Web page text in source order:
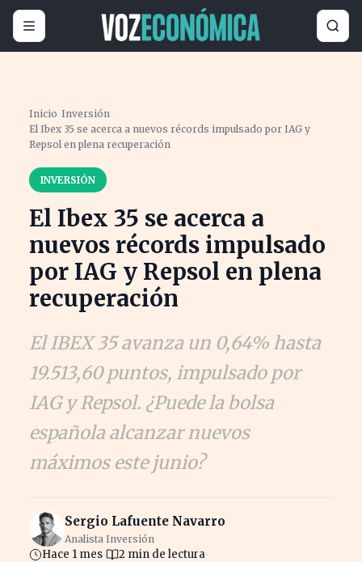
Inicio ›Inversión›
El Ibex 35 se acerca a nuevos récords impulsado por IAG y
Repsol en plena recuperación
INVERSIÓN
El Ibex 35 se acerca a
nuevos récords impulsado
por IAG y Repsol en plena
recuperación
El IBEX 35 avanza un 0,64% hasta
19.513,60 puntos, impulsado por
IAG y Repsol. ¿Puede la bolsa
española alcanzar nuevos
máximos este junio?
Sergio Lafuente Navarro
Analista Inversión
Hace 1 mes 2 min de lectura